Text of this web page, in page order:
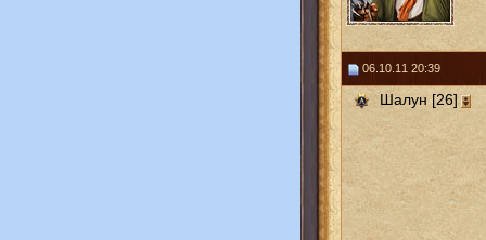
06.10.11 20:39
Шалун [26]